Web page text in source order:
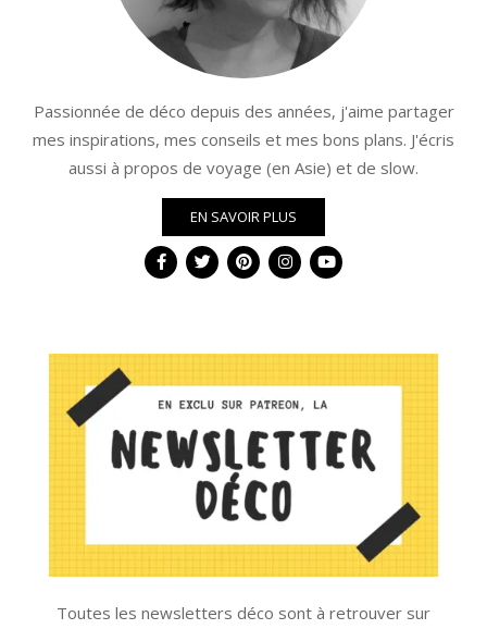
Passionnée de déco depuis des années, j'aime partager
mes inspirations, mes conseils et mes bons plans. J'écris
aussi à propos de voyage (en Asie) et de slow.
EN SAVOIR PLUS
Toutes les newsletters déco sont à retrouver sur